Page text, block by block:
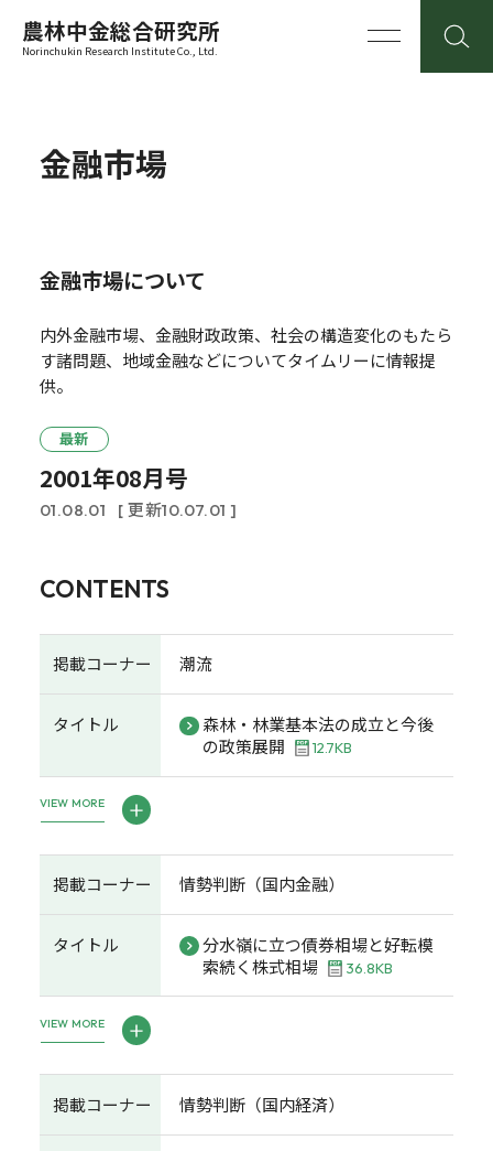
農林中金総合研究所
Norinchukin Research Institute Co., Ltd.
金融市場
金融市場について
内外金融市場、金融財政政策、社会の構造変化のもたら
す諸問題、地域金融などについてタイムリーに情報提
供。
最新
2001年08月号
01.08.01 [ 更新10.07.01 ]
CONTENTS
掲載コーナー 潮流
タイトル
森林・林業基本法の成立と今後
の政策展開
12.7KB
VIEW MORE
掲載コーナー 情勢判断（国内金融）
タイトル
分水嶺に立つ債券相場と好転模
索続く株式相場
36.8KB
VIEW MORE
掲載コーナー 情勢判断（国内経済）